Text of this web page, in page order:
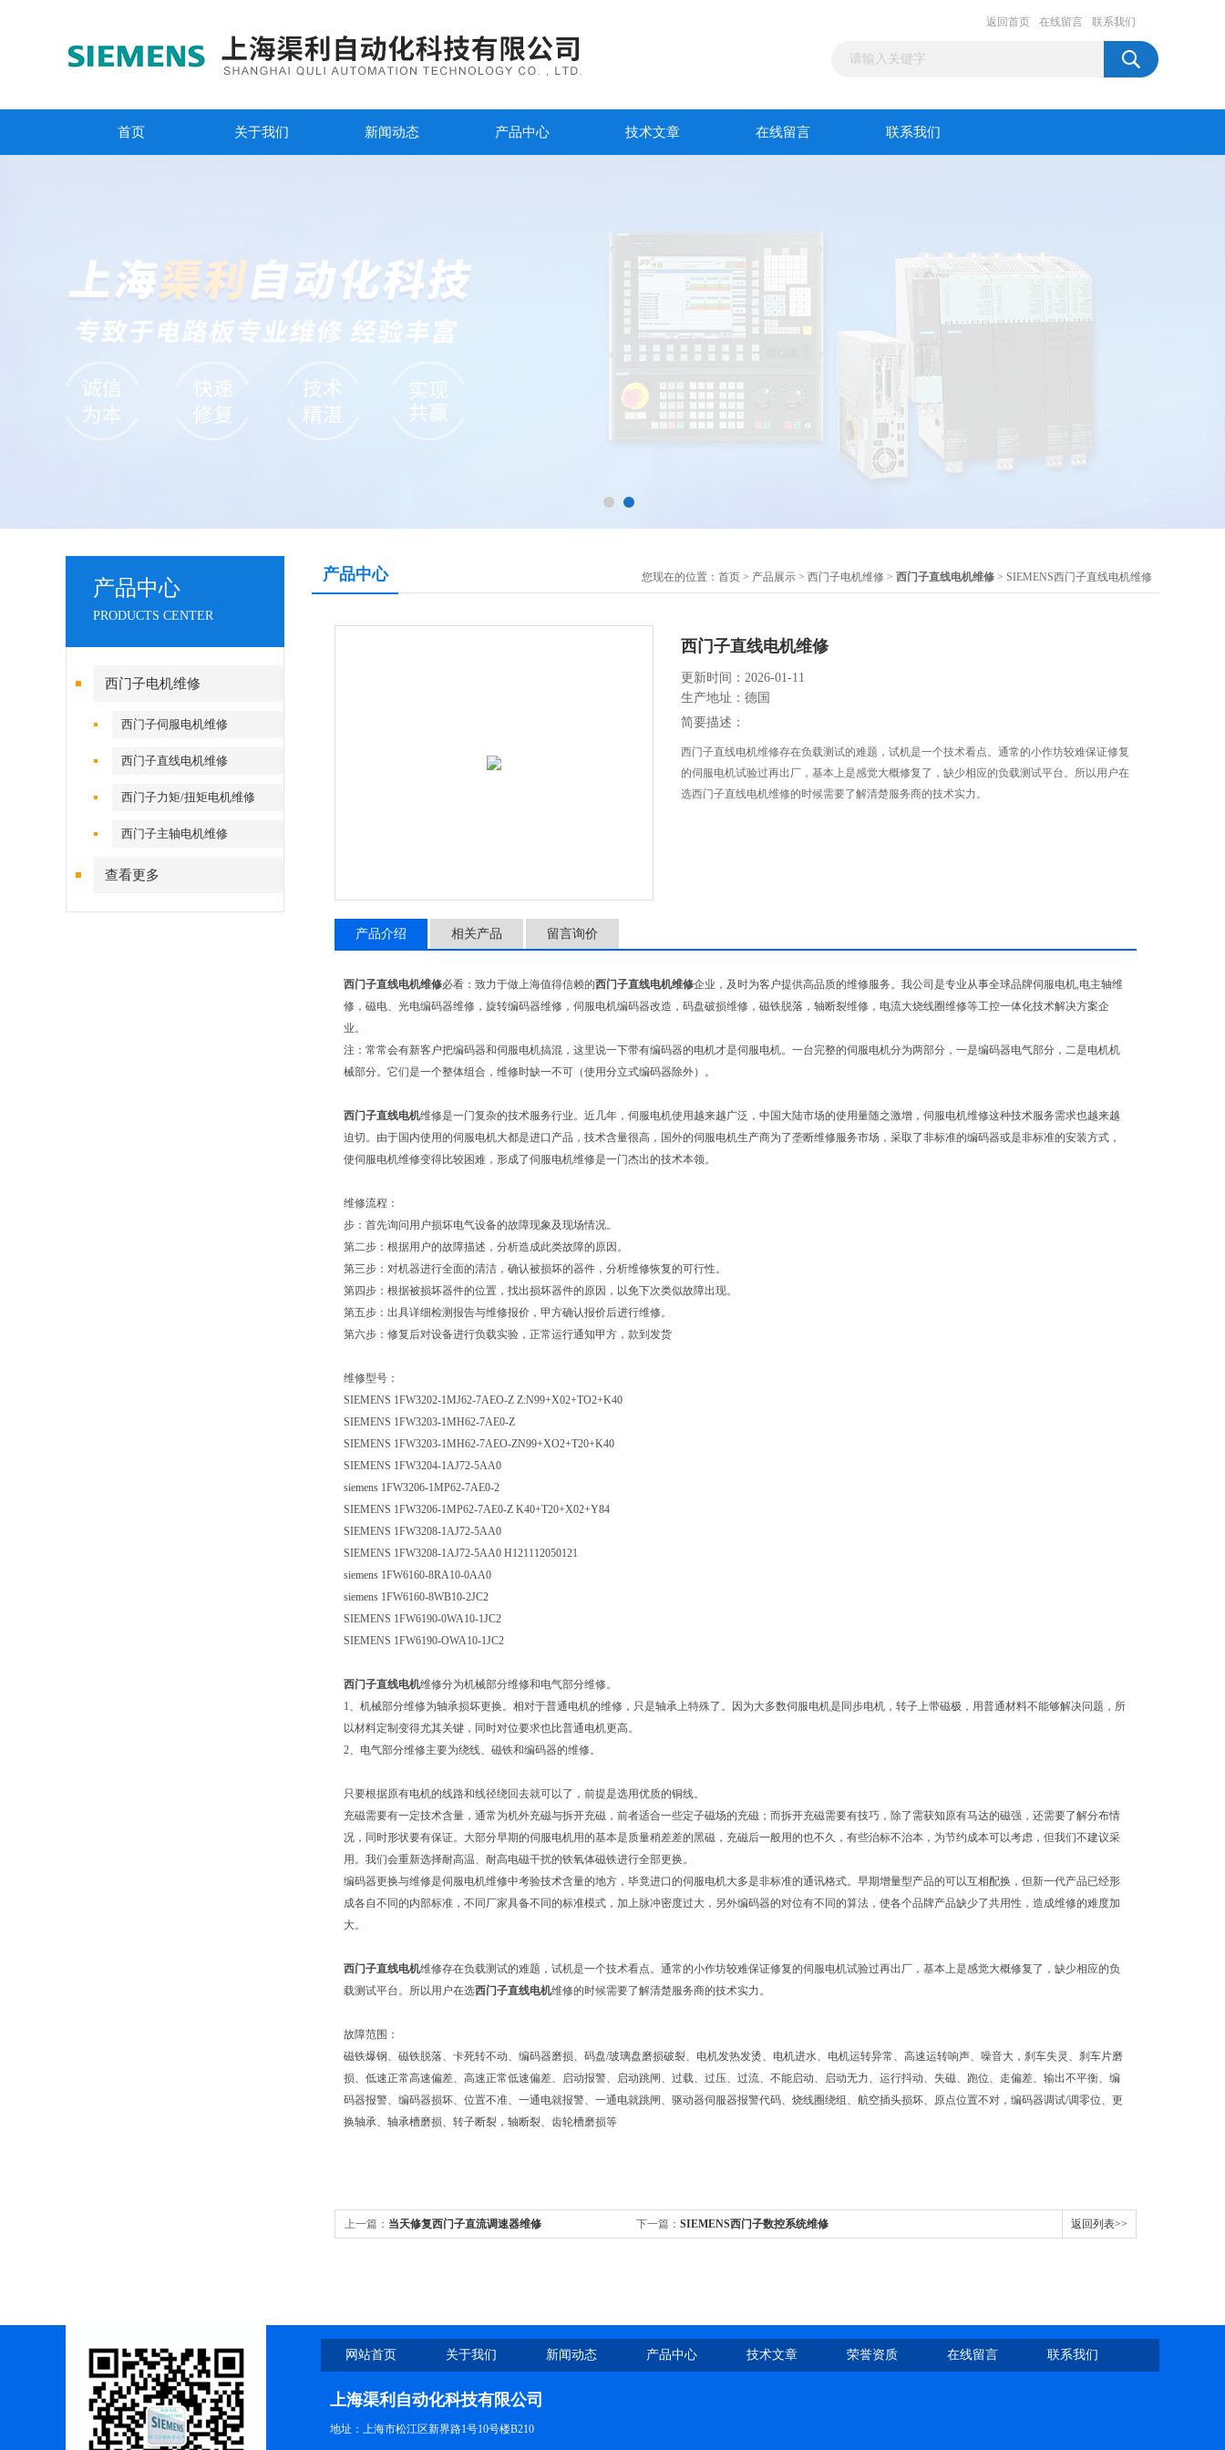
返回首页 在线留言 联系我们
首页 关于我们 新闻动态 产品中心 技术文章 在线留言 联系我们
产品中心
PRODUCTS CENTER
西门子电机维修
西门子伺服电机维修
西门子直线电机维修
西门子力矩/扭矩电机维修
西门子主轴电机维修
查看更多
产品中心 您现在的位置： 首页 > 产品展示 > 西门子电机维修 > 西门子直线电机维修 > SIEMENS西门子直线电机维修
西门子直线电机维修
更新时间：2026-01-11
生产地址：德国
简要描述：
西门子直线电机维修存在负载测试的难题，试机是一个技术看点。通常的小作坊较难保证修复
的伺服电机试验过再出厂，基本上是感觉大概修复了，缺少相应的负载测试平台。所以用户在
选西门子直线电机维修的时候需要了解清楚服务商的技术实力。
产品介绍 相关产品 留言询价
西门子直线电机维修必看：致力于做上海值得信赖的西门子直线电机维修企业，及时为客户提供高品质的维修服务。我公司是专业从事全球品牌伺服电机,电主轴维
修，磁电、光电编码器维修，旋转编码器维修，伺服电机编码器改造，码盘破损维修，磁铁脱落，轴断裂维修，电流大烧线圈维修等工控一体化技术解决方案企
业。
注：常常会有新客户把编码器和伺服电机搞混，这里说一下带有编码器的电机才是伺服电机。一台完整的伺服电机分为两部分，一是编码器电气部分，二是电机机
械部分。它们是一个整体组合，维修时缺一不可（使用分立式编码器除外）。
西门子直线电机维修是一门复杂的技术服务行业。近几年，伺服电机使用越来越广泛，中国大陆市场的使用量随之激增，伺服电机维修这种技术服务需求也越来越
迫切。由于国内使用的伺服电机大都是进口产品，技术含量很高，国外的伺服电机生产商为了垄断维修服务市场，采取了非标准的编码器或是非标准的安装方式，
使伺服电机维修变得比较困难，形成了伺服电机维修是一门杰出的技术本领。
维修流程：
步：首先询问用户损坏电气设备的故障现象及现场情况。
第二步：根据用户的故障描述，分析造成此类故障的原因。
第三步：对机器进行全面的清洁，确认被损坏的器件，分析维修恢复的可行性。
第四步：根据被损坏器件的位置，找出损坏器件的原因，以免下次类似故障出现。
第五步：出具详细检测报告与维修报价，甲方确认报价后进行维修。
第六步：修复后对设备进行负载实验，正常运行通知甲方，款到发货
维修型号：
SIEMENS 1FW3202-1MJ62-7AEO-Z Z:N99+X02+TO2+K40
SIEMENS 1FW3203-1MH62-7AE0-Z
SIEMENS 1FW3203-1MH62-7AEO-ZN99+XO2+T20+K40
SIEMENS 1FW3204-1AJ72-5AA0
siemens 1FW3206-1MP62-7AE0-2
SIEMENS 1FW3206-1MP62-7AE0-Z K40+T20+X02+Y84
SIEMENS 1FW3208-1AJ72-5AA0
SIEMENS 1FW3208-1AJ72-5AA0 H121112050121
siemens 1FW6160-8RA10-0AA0
siemens 1FW6160-8WB10-2JC2
SIEMENS 1FW6190-0WA10-1JC2
SIEMENS 1FW6190-OWA10-1JC2
西门子直线电机维修分为机械部分维修和电气部分维修。
1、机械部分维修为轴承损坏更换。相对于普通电机的维修，只是轴承上特殊了。因为大多数伺服电机是同步电机，转子上带磁极，用普通材料不能够解决问题，所
以材料定制变得尤其关键，同时对位要求也比普通电机更高。
2、电气部分维修主要为绕线、磁铁和编码器的维修。
只要根据原有电机的线路和线径绕回去就可以了，前提是选用优质的铜线。
充磁需要有一定技术含量，通常为机外充磁与拆开充磁，前者适合一些定子磁场的充磁；而拆开充磁需要有技巧，除了需获知原有马达的磁强，还需要了解分布情
况，同时形状要有保证。大部分早期的伺服电机用的基本是质量稍差差的黑磁，充磁后一般用的也不久，有些治标不治本，为节约成本可以考虑，但我们不建议采
用。我们会重新选择耐高温、耐高电磁干扰的铁氧体磁铁进行全部更换。
编码器更换与维修是伺服电机维修中考验技术含量的地方，毕竟进口的伺服电机大多是非标准的通讯格式。早期增量型产品的可以互相配换，但新一代产品已经形
成各自不同的内部标准，不同厂家具备不同的标准模式，加上脉冲密度过大，另外编码器的对位有不同的算法，使各个品牌产品缺少了共用性，造成维修的难度加
大。
西门子直线电机维修存在负载测试的难题，试机是一个技术看点。通常的小作坊较难保证修复的伺服电机试验过再出厂，基本上是感觉大概修复了，缺少相应的负
载测试平台。所以用户在选西门子直线电机维修的时候需要了解清楚服务商的技术实力。
故障范围：
磁铁爆钢、磁铁脱落、卡死转不动、编码器磨损、码盘/玻璃盘磨损破裂、电机发热发烫、电机进水、电机运转异常、高速运转响声、噪音大，刹车失灵、刹车片磨
损、低速正常高速偏差、高速正常低速偏差、启动报警、启动跳闸、过载、过压、过流、不能启动、启动无力、运行抖动、失磁、跑位、走偏差、输出不平衡、编
码器报警、编码器损坏、位置不准、一通电就报警、一通电就跳闸、驱动器伺服器报警代码、烧线圈绕组、航空插头损坏、原点位置不对，编码器调试/调零位、更
换轴承、轴承槽磨损、转子断裂，轴断裂、齿轮槽磨损等
上一篇： 当天修复西门子直流调速器维修 下一篇： SIEMENS西门子数控系统维修 返回列表>>
网站首页 关于我们 新闻动态 产品中心 技术文章 荣誉资质 在线留言 联系我们
上海渠利自动化科技有限公司
地址：上海市松江区新界路1号10号楼B210